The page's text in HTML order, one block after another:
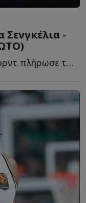
-
Ο Γεωργιανός πάουερ φόργουορντ πλήρωσε το buy out του σ...